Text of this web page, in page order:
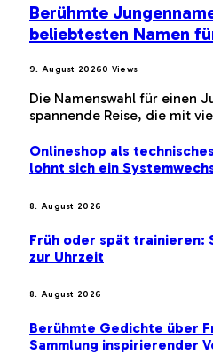
Berühmte
beliebtesten Namen
9. August 20260 Views
Die Namenswahl für einen
spannende Reise, die mit
Onlineshop als
lohnt sich ein
8. August 2026
Früh oder spät trainieren:
zur Uhrzeit
8. August 2026
Berühmte Gedichte über
Sammlung inspirierender